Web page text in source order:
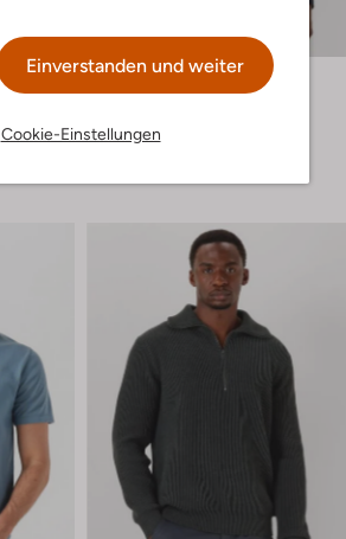
Einverstanden und weiter
Cookie-Einstellungen
-30%
Dstrezzed
Pullover